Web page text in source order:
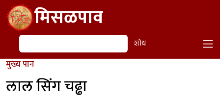
Skip to main contentमिसळपाव
शोध शोध
मुख्य पान
लाल सिंग चढ्ढा